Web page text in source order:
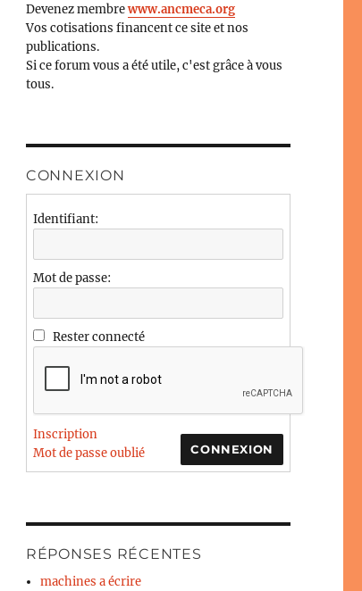
Devenez membrewww.ancmeca.org
Vos cotisations financent ce site et nos
publications.
Si ce forum vous a été utile, c'est grâce à vous
tous.
CONNEXION
Identifiant:
Mot de passe:
Rester connecté
CONNEXION
Inscription
Mot de passe oublié
RÉPONSES RÉCENTES
machines a écrire